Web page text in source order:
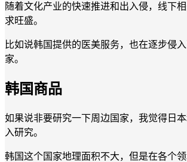
随着文化产业的快速推进和出入侵，线下
求旺盛。
比如说韩国提供的医美服务，也在逐步侵
家。
韩国商品
如果说非要研究一下周边国家，我觉得日
入研究。
韩国这个国家地理面积不大，但是在各个领